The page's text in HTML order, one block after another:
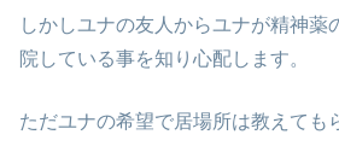
しかしユナの友人からユナが精神薬
院している事を知り心配します。
ただユナの希望で居場所は教えても